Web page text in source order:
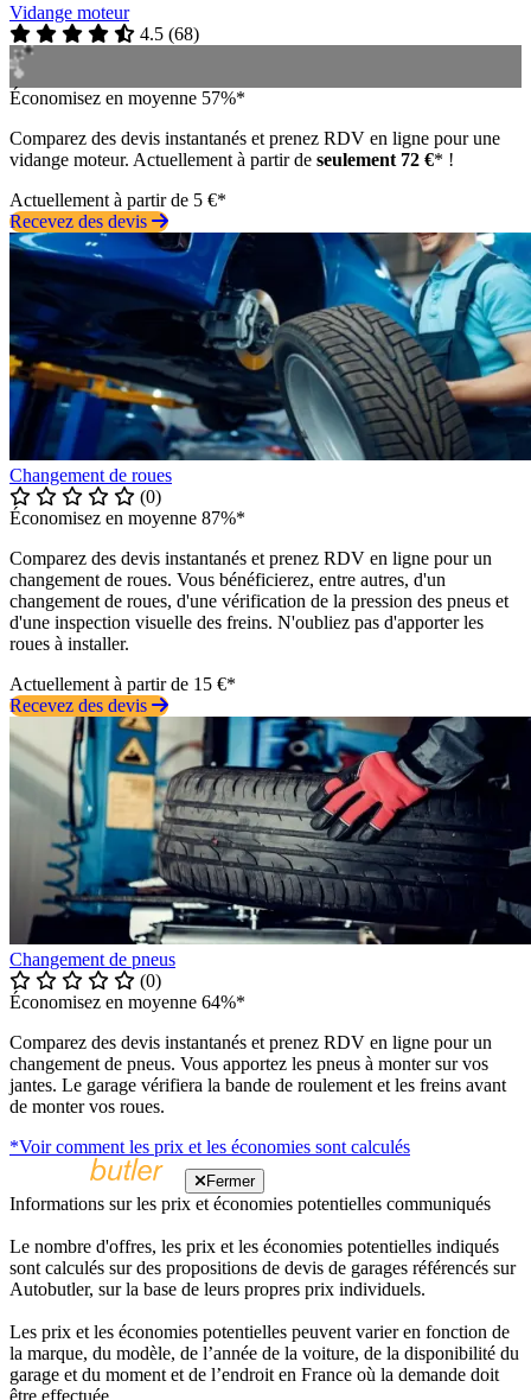
Vidange moteur
4.5 (68)
Économisez en moyenne 57%*
Comparez des devis instantanés et prenez RDV en ligne pour une
vidange moteur. Actuellement à partir de seulement 72 €* !
Actuellement à partir de 5 €*
Recevez des devis
Changement de roues
(0)
Économisez en moyenne 87%*
Comparez des devis instantanés et prenez RDV en ligne pour un
changement de roues. Vous bénéficierez, entre autres, d'un
changement de roues, d'une vérification de la pression des pneus et
d'une inspection visuelle des freins. N'oubliez pas d'apporter les
roues à installer.
Actuellement à partir de 15 €*
Recevez des devis
Changement de pneus
(0)
Économisez en moyenne 64%*
Comparez des devis instantanés et prenez RDV en ligne pour un
changement de pneus. Vous apportez les pneus à monter sur vos
jantes. Le garage vérifiera la bande de roulement et les freins avant
de monter vos roues.
*Voir comment les prix et les économies sont calculés
Fermer
Informations sur les prix et économies potentielles communiqués
Le nombre d'offres, les prix et les économies potentielles indiqués
sont calculés sur des propositions de devis de garages référencés sur
Autobutler, sur la base de leurs propres prix individuels.
Les prix et les économies potentielles peuvent varier en fonction de
la marque, du modèle, de l’année de la voiture, de la disponibilité du
garage et du moment et de l’endroit en France où la demande doit
être effectuée.